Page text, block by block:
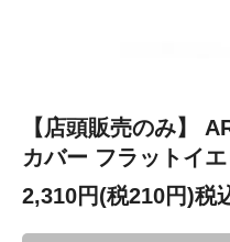
【店頭販売のみ】
カバー フラットイ
2,310円(税210円)税